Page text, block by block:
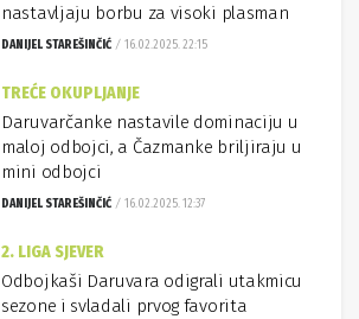
nastavljaju borbu za visoki plasman
DANIJEL STAREŠINČIĆ 16.02.2025. 22:15
TREĆE OKUPLJANJE
Daruvarčanke nastavile dominaciju u
maloj odbojci, a Čazmanke briljiraju u
mini odbojci
DANIJEL STAREŠINČIĆ 16.02.2025. 12:37
2. LIGA SJEVER
Odbojkaši Daruvara odigrali utakmicu
sezone i svladali prvog favorita